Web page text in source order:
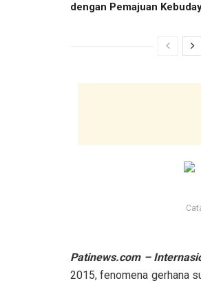
dengan Pemajuan
Patinews.com –
2015, fenomena gerhana